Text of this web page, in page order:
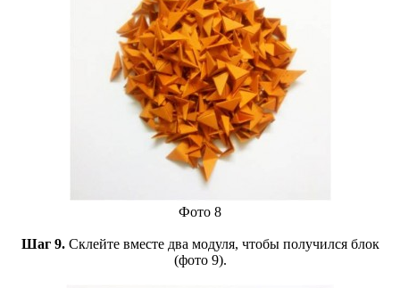
Фото 8
Шаг 9.Склейте вместе два модуля, чтобы получился блок
(фото 9).